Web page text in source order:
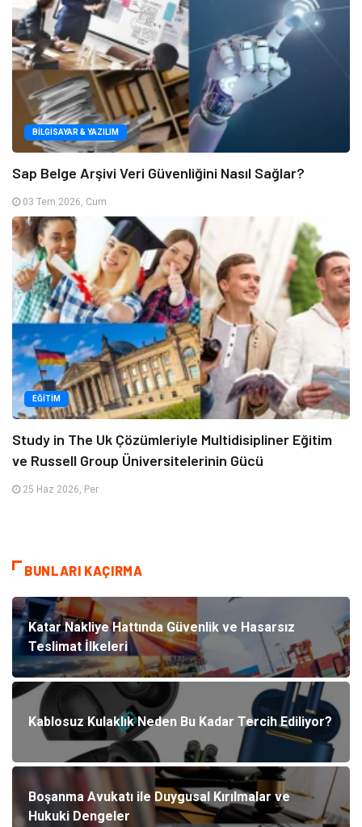
BILGISAYAR & YAZILIM
Sap Belge Arşivi Veri Güvenliğini Nasıl Sağlar?
03 Tem 2026, Cum
EĞITIM
Study in The Uk Çözümleriyle Multidisipliner Eğitim
ve Russell Group Üniversitelerinin Gücü
25 Haz 2026, Per
BUNLARI KAÇIRMA
Katar Nakliye Hattında Güvenlik ve Hasarsız
Teslimat İlkeleri
Kablosuz Kulaklık Neden Bu Kadar Tercih Ediliyor?
Boşanma Avukatı ile Duygusal Kırılmalar ve
Hukuki Dengeler